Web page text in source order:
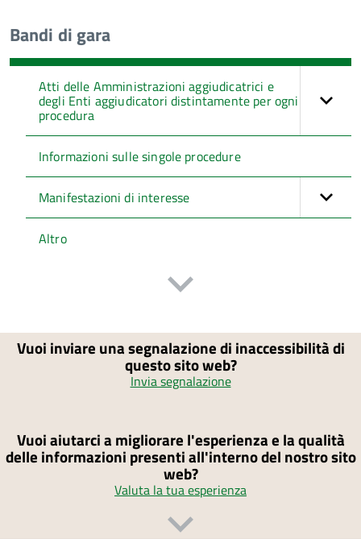
Bandi di gara
Atti delle Amministrazioni aggiudicatrici e
degli Enti aggiudicatori distintamente per ogni
procedura
Informazioni sulle singole procedure
Manifestazioni di interesse
Altro
Vuoi inviare una segnalazione di inaccessibilità di
questo sito web?
Invia segnalazione
Vuoi aiutarci a migliorare l'esperienza e la qualità
delle informazioni presenti all'interno del nostro sito
web?
Valuta la tua esperienza